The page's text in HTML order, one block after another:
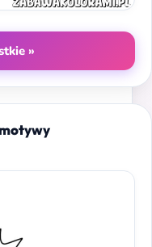
»